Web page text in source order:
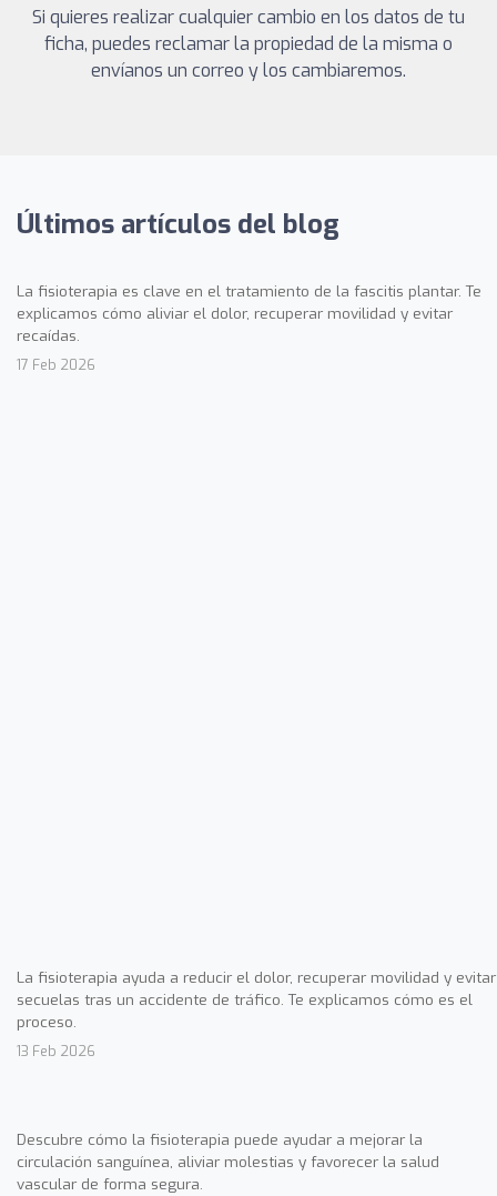
Si quieres realizar cualquier cambio en los datos de tu
ficha, puedes reclamar la propiedad de la misma o
envíanos un correo y los cambiaremos.
Últimos artículos del blog
La fisioterapia es clave en el tratamiento de la fascitis plantar. Te
explicamos cómo aliviar el dolor, recuperar movilidad y evitar
recaídas.
17 Feb 2026
La fisioterapia ayuda a reducir el dolor, recuperar movilidad y evitar
secuelas tras un accidente de tráfico. Te explicamos cómo es el
proceso.
13 Feb 2026
Descubre cómo la fisioterapia puede ayudar a mejorar la
circulación sanguínea, aliviar molestias y favorecer la salud
vascular de forma segura.